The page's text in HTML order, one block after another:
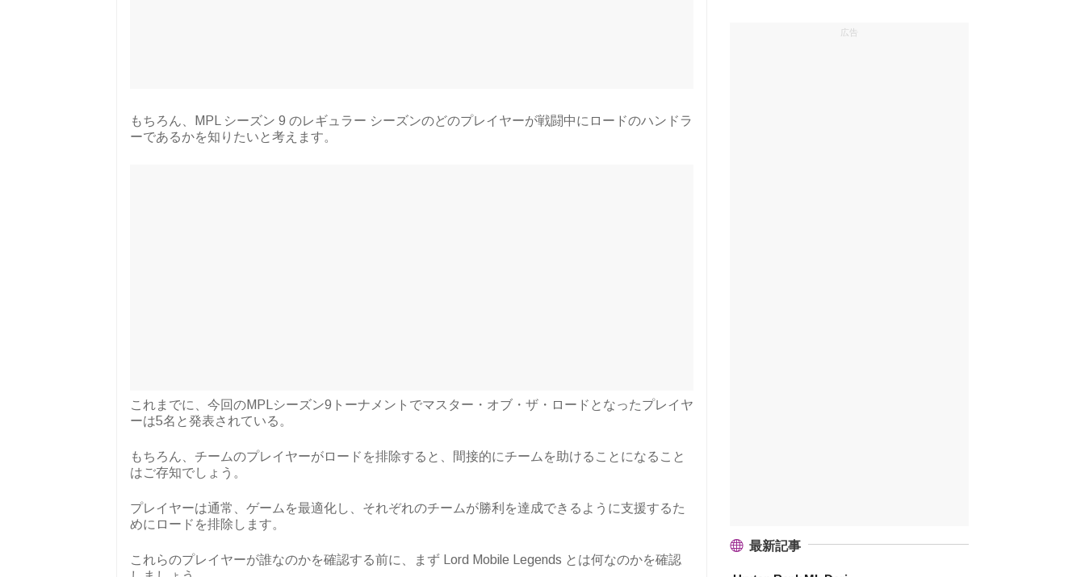
もちろん、MPL シーズン 9 のレギュラー シーズンのどのプレイヤーが戦闘中にロードのハンドラ
ーであるかを知りたいと考えます。
これまでに、今回のMPLシーズン9トーナメントでマスター・オブ・ザ・ロードとなったプレイヤ
ーは5名と発表されている。
もちろん、チームのプレイヤーがロードを排除すると、間接的にチームを助けることになること
はご存知でしょう。
プレイヤーは通常、ゲームを最適化し、それぞれのチームが勝利を達成できるように支援するた
めにロードを排除します。
これらのプレイヤーが誰なのかを確認する前に、まず Lord Mobile Legends とは何なのかを確認
広告
最新記事